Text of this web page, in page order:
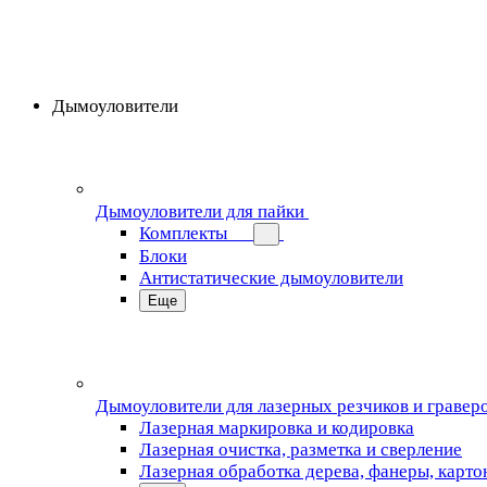
Дымоуловители
Дымоуловители для пайки
Комплекты
Блоки
Антистатические дымоуловители
Еще
Дымоуловители для лазерных резчиков и
Лазерная маркировка и кодировка
Лазерная очистка, разметка и сверление
Лазерная обработка дерева, фанеры,